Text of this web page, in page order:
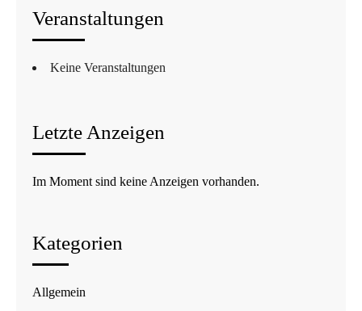
Veranstaltungen
Keine Veranstaltungen
Letzte Anzeigen
Im Moment sind keine Anzeigen vorhanden.
Kategorien
Allgemein